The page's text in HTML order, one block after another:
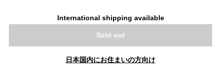
International shipping available
Sold out
日本国内にお住まいの方向け